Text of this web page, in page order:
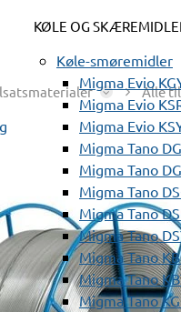
KØLE OG
Køle-smøremidler
Migma Evio
Migma Evio
Migma Evio
Migma Tano
Migma Tano
Migma Tano
Migma Tano
Migma Tano
Migma Tano
Migma Tano
Migma Tano
Alle